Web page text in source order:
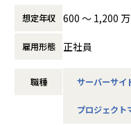
インタビュー記事：
ーへキャリアを広げられ
スキルを得ることができま
■キャリアイメージ
当社のデータサイエンテ
このエコシ
の子供たち
・理工系専
画・運営
・開発業務を実装するた
的にリード
２：システムの設計、構
義、設計）
・D2C、システム構築
想定年収 600 〜 1,200
雇用形態 正社員
職種 サーバーサイ
プロジェクト